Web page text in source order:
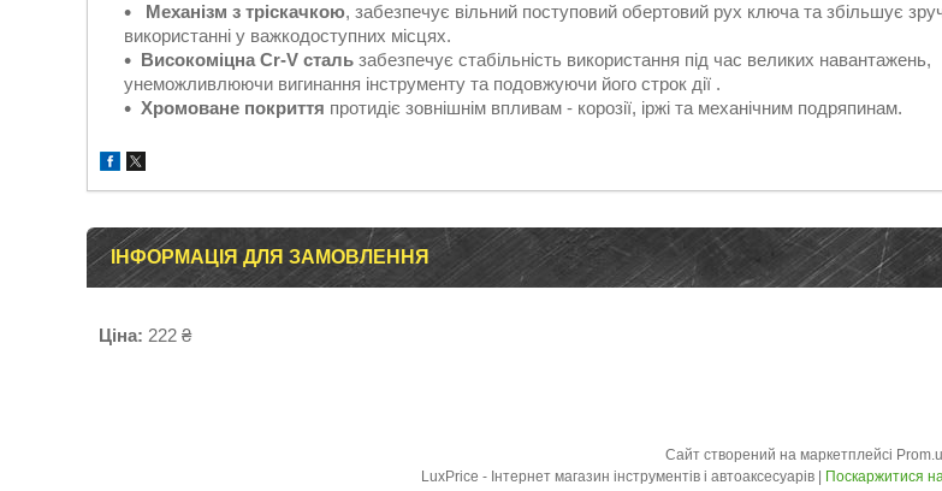
Механізм з тріскачкою, забезпечує вільний поступовий обертовий рух ключа та збільшує
використанні у важкодоступних місцях.
Високоміцна Cr-V сталь забезпечує стабільність використання під час великих навантажень,
унеможливлюючи вигинання інструменту та подовжуючи його строк дії .
Хромоване покриття протидіє зовнішнім впливам - корозії, іржі та механічним подряпинам.
ІНФОРМАЦІЯ ДЛЯ ЗАМОВЛЕННЯ
Ціна: 222 ₴
Сайт створений на маркетплейсі
Поскаржитися